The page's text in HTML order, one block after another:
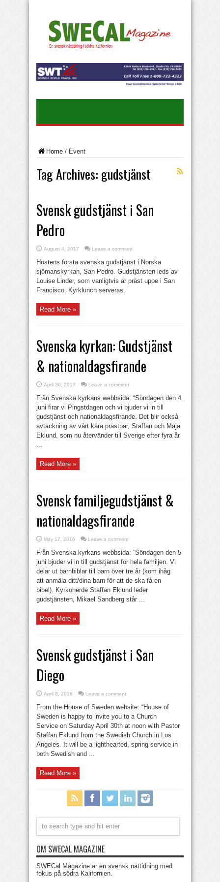
Home / Event
Tag Archives: gudstjänst
Svensk gudstjänst i San
Pedro
August 4, 2017 Leave a comment
Höstens första svenska gudstjänst i Norska
sjömanskyrkan, San Pedro. Gudstjänsten leds av
Louise Linder, som vanligtvis är präst uppe i San
Francisco. Kyrklunch serveras.
Read More »
Svenska kyrkan: Gudstjänst
& nationaldagsfirande
April 30, 2017 Leave a comment
Från Svenska kyrkans webbsida: “Söndagen den 4
juni firar vi Pingstdagen och vi bjuder vi in till
gudstjänst och nationaldagsfirande. Det blir också
avtackning av vårt kära prästpar, Staffan och Maja
Eklund, som nu återvänder till Sverige efter fyra år
...
Read More »
Svensk familjegudstjänst &
nationaldagsfirande
May 17, 2016 Leave a comment
Från Svenska kyrkans webbsida: “Söndagen den 5
juni bjuder vi in till gudstjänst för hela familjen. Vi
delar ut barnbiblar till barn över tre år (kom ihåg
att anmäla ditt/dina barn för att de ska få en
bibel). Kyrkoherde Staffan Eklund leder
gudstjänsten, Mikael Sandberg står ...
Read More »
Svensk gudstjänst i San
Diego
April 8, 2016 Leave a comment
​From the House of Sweden website: “House of
Sweden is happy to invite you to a Church
Service on Saturday April 30th at noon with Pastor
Staffan Eklund from the Swedish Church in Los
Angeles. It will be a lighthearted, spring service in
both Swedish and ...
Read More »
OM SWECAL MAGAZINE
SWECal Magazine är en svensk nättidning med
fokus på södra Kalifornien.